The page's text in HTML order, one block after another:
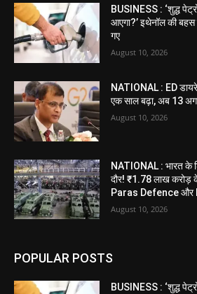
BUSINESS : ‘शुद्ध
आएगा?’ इथेनॉल की
गए
August 10, 2026
NATIONAL : ED
एक साल बढ़ा, अब 13
August 10, 2026
NATIONAL : भारत के
दौर! ₹1.78 लाख करोड़
Paras Defence और
August 10, 2026
POPULAR POSTS
BUSINESS : ‘शुद्ध